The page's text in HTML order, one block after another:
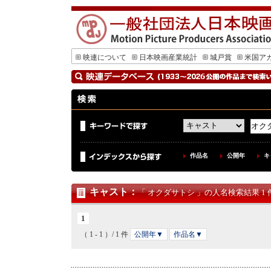
映連について 日本映画産業統計 城戸賞 米国ア
作品名 公開年
キャスト：「 オクダサトシ 」の人名検索結果 1
1
（ 1 - 1 ）/ 1 件 公開年▼ 作品名▼